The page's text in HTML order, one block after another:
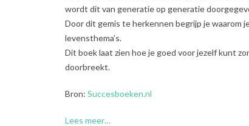
wordt dit van generatie op generatie
Door dit gemis te herkennen begrijp je waarom
levensthema’s.
Dit boek laat zien hoe je goed voor jezelf kunt
doorbreekt.
Bron: Succesboeken.nl
Lees meer…